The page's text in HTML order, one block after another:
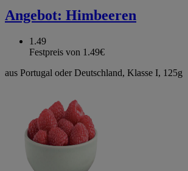
Angebot: Himbeeren
1.49
Festpreis von 1.49€
aus Portugal oder Deutschland, Klasse I, 125g